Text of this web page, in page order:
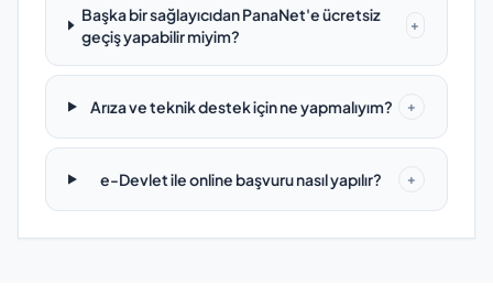
Başka bir sağlayıcıdan PanaNet'e ücretsiz
geçiş yapabilir miyim?
+
Arıza ve teknik destek için ne yapmalıyım? +
e-Devlet ile online başvuru nasıl yapılır? +